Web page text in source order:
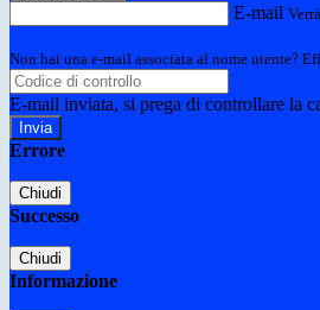
E-mail
Non hai una e-mail associata al nome utente?
E-mail inviata, si prega di controllare la
Errore
Chiudi
Successo
Chiudi
Informazione